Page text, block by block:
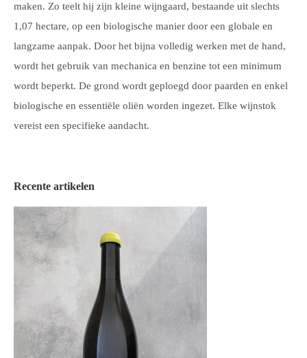
maken. Zo teelt hij zijn kleine wijngaard, bestaande uit slechts
1,07 hectare, op een biologische manier door een globale en
langzame aanpak. Door het bijna volledig werken met de hand,
wordt het gebruik van mechanica en benzine tot een minimum
wordt beperkt. De grond wordt geploegd door paarden en enkel
biologische en essentiële oliën worden ingezet. Elke wijnstok
vereist een specifieke aandacht.
Recente artikelen